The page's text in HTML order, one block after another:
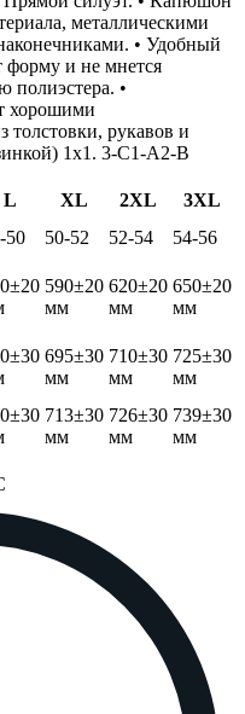
металлическими
• Удобный
форму и не мнется
полиэстера. •
хорошими
толстовки, рукавов и
1x1. 3-C1-A2-B
L XL 2XL
3XL
50 50-52 52-54
54-56
590±20
мм
620±20
мм
650±20
мм
695±30
мм
710±30
мм
725±30
мм
713±30
мм
726±30
мм
739±30
мм